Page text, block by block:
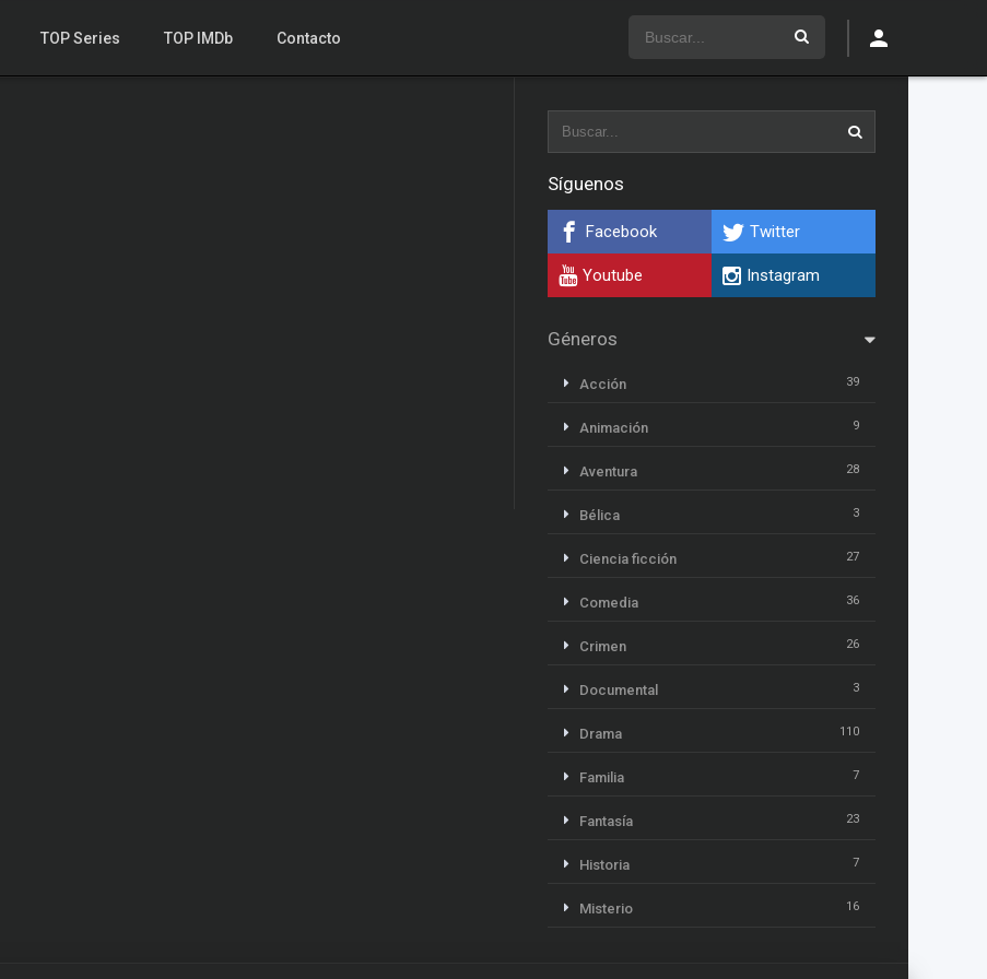
TOP Series TOP IMDb Contacto
Síguenos
Facebook Twitter
Youtube Instagram
Géneros
Acción 39
Animación 9
Aventura 28
Bélica 3
Ciencia ficción 27
Comedia 36
Crimen 26
Documental 3
Drama 110
Familia 7
Fantasía 23
Historia 7
Misterio 16